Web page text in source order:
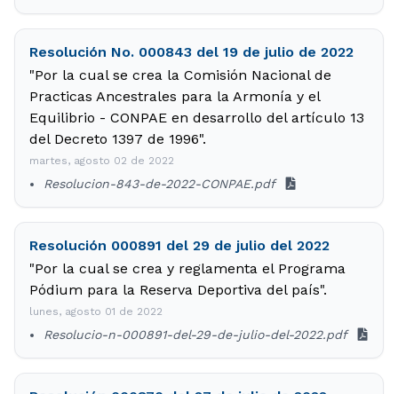
Resolución No. 000843 del 19 de julio de 2022
"Por la cual se crea la Comisión Nacional de
Practicas Ancestrales para la Armonía y el
Equilibrio - CONPAE en desarrollo del artículo 13
del Decreto 1397 de 1996".
martes, agosto 02 de 2022
Resolucion-843-de-2022-CONPAE.pdf
Resolución 000891 del 29 de julio del 2022
"Por la cual se crea y reglamenta el Programa
Pódium para la Reserva Deportiva del país".
lunes, agosto 01 de 2022
Resolucio-n-000891-del-29-de-julio-del-2022.pdf